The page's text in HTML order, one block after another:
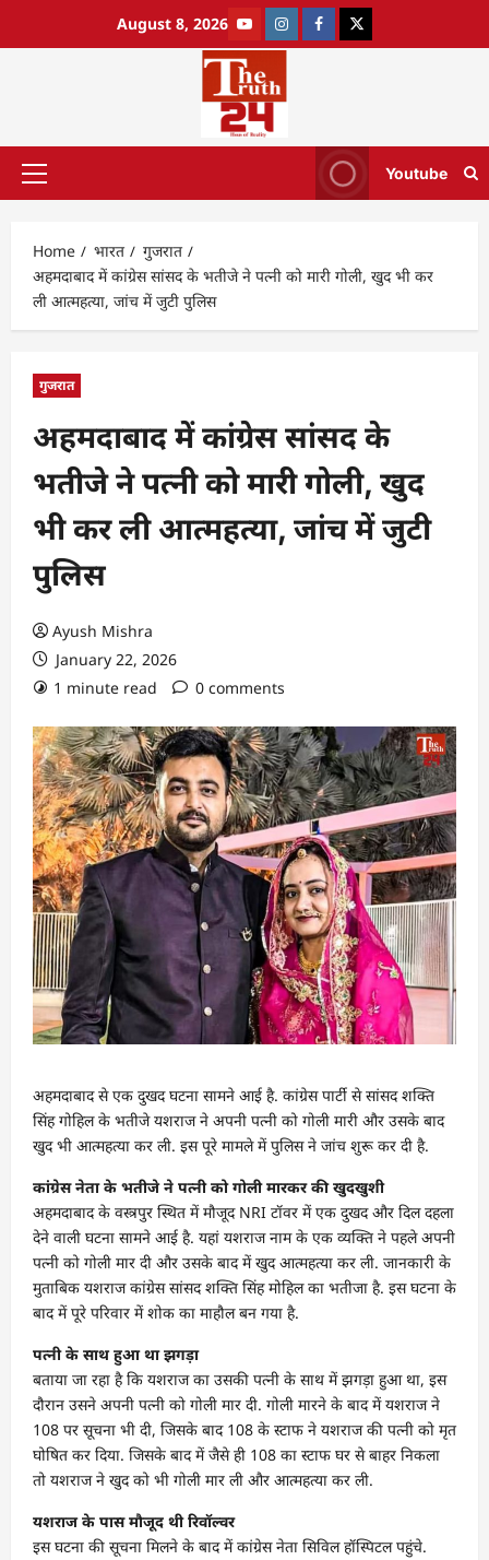
August 8, 2026
Youtube
Home भारत
गुजरात
अहमदाबाद में कांग्रेस सांसद के भतीजे ने पत्नी को मारी गोली, खुद भी कर
ली आत्महत्या, जांच में जुटी पुलिस
गुजरात
अहमदाबाद में कांग्रेस सांसद के
भतीजे ने पत्नी को मारी गोली, खुद
भी कर ली आत्महत्या, जांच में जुटी
पुलिस
Ayush Mishra
January 22, 2026
1 minute read
0 comments
अहमदाबाद से एक दुखद घटना सामने आई है. कांग्रेस पार्टी से सांसद शक्ति
सिंह गोहिल के भतीजे यशराज ने अपनी पत्नी को गोली मारी और उसके बाद
खुद भी आत्महत्या कर ली. इस पूरे मामले में पुलिस ने जांच शुरू कर दी है.
कांग्रेस नेता के भतीजे ने पत्नी को गोली मारकर की खुदखुशी
अहमदाबाद के वस्त्रपुर स्थित में मौजूद NRI टॉवर में एक दुखद और दिल दहला
देने वाली घटना सामने आई है. यहां यशराज नाम के एक व्यक्ति ने पहले अपनी
पत्नी को गोली मार दी और उसके बाद में खुद आत्महत्या कर ली. जानकारी के
मुताबिक यशराज कांग्रेस सांसद शक्ति सिंह मोहिल का भतीजा है. इस घटना के
बाद में पूरे परिवार में शोक का माहौल बन गया है.
पत्नी के साथ हुआ था झगड़ा
बताया जा रहा है कि यशराज का उसकी पत्नी के साथ में झगड़ा हुआ था, इस
दौरान उसने अपनी पत्नी को गोली मार दी. गोली मारने के बाद में यशराज ने
108 पर सूचना भी दी, जिसके बाद 108 के स्टाफ ने यशराज की पत्नी को मृत
घोषित कर दिया. जिसके बाद में जैसे ही 108 का स्टाफ घर से बाहर निकला
तो यशराज ने खुद को भी गोली मार ली और आत्महत्या कर ली.
यशराज के पास मौजूद थी रिवॉल्वर
इस घटना की सूचना मिलने के बाद में कांग्रेस नेता सिविल हॉस्पिटल पहुंचे.